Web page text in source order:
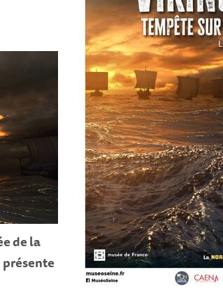
de la